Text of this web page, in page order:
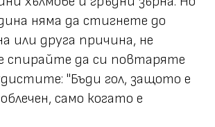
няма да стигнете до
или друга причина, не
спирайте да си повтаряте
"Бъди гол, защото е
само когато е